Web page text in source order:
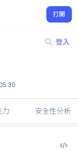
打開
登入
力 安全性分析